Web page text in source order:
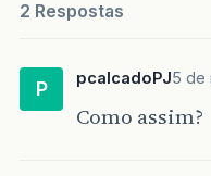
2 Respostas
P pcalcadoPJ5 de
Como assim?